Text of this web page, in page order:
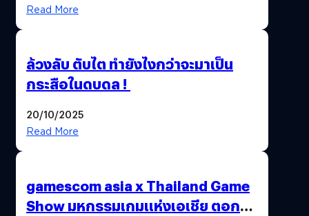
Read More
ล้วงลับ ตับไต ทำยังไงกว่าจะมาเป็น
กระสือในดบดล !
20/10/2025
Read More
gamescom asia x Thailand Game
Show มหกรรมเกมแห่งเอเชีย ตอกย้ำ